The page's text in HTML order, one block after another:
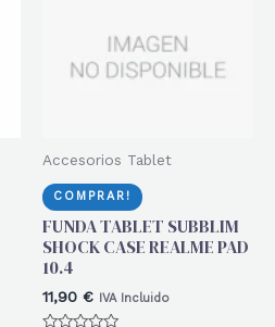
Accesorios Tablet
COMPRAR!
FUNDA TABLET SUBBLIM
SHOCK CASE REALME PAD
10.4
11,90 € IVA Incluido